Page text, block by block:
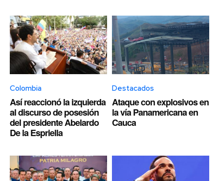
Colombia
Así reaccionó la izquierda
al discurso de posesión
del presidente Abelardo
De la Espriella
Destacados
Ataque con explosivos en
la vía Panamericana en
Cauca